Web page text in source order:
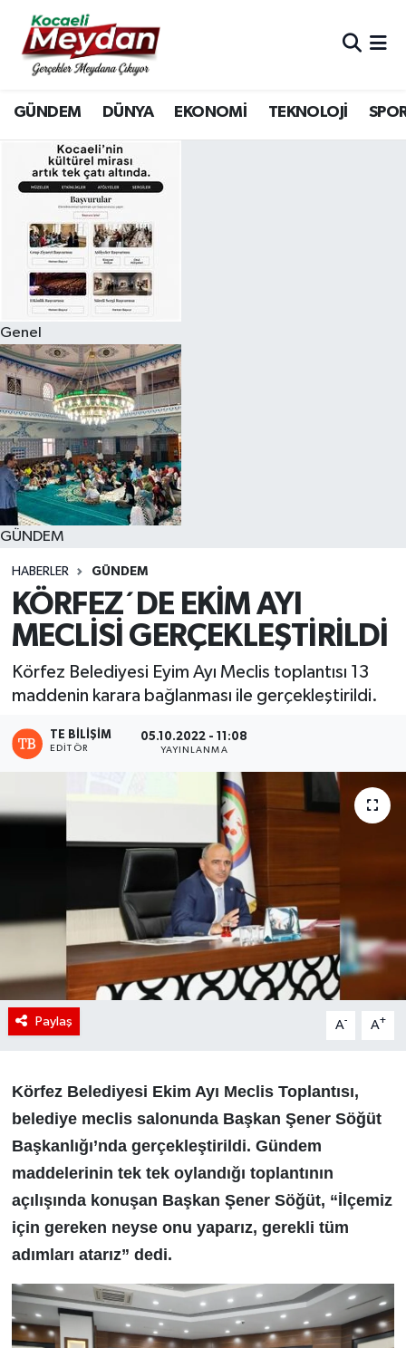
GÜNDEM DÜNYA EKONOMİ TEKNOLOJİ
Genel
GÜNDEM
HABERLER GÜNDEM
KÖRFEZ´DE EKİM AYI
MECLİSİ GERÇEKLEŞTİRİLDİ
Körfez Belediyesi Eyim Ayı Meclis toplantısı 13
maddenin karara bağlanması ile gerçekleştirildi.
TE BILIŞIM
EDITÖR
05.10.2022 - 11:08
YAYINLANMA
Paylaş A- A+
Körfez Belediyesi Ekim Ayı Meclis Toplantısı,
belediye meclis salonunda Başkan Şener Söğüt
Başkanlığı’nda gerçekleştirildi. Gündem
maddelerinin tek tek oylandığı toplantının
açılışında konuşan Başkan Şener Söğüt, “İlçemiz
için gereken neyse onu yaparız, gerekli tüm
adımları atarız” dedi.
Nöbetçi Eczaneler
Hava Durumu
Trafik Durumu
Süper Lig Puan Durumu ve Fikstür
Tüm Manşetler
Son Dakika Haberleri
Haber Arşivi